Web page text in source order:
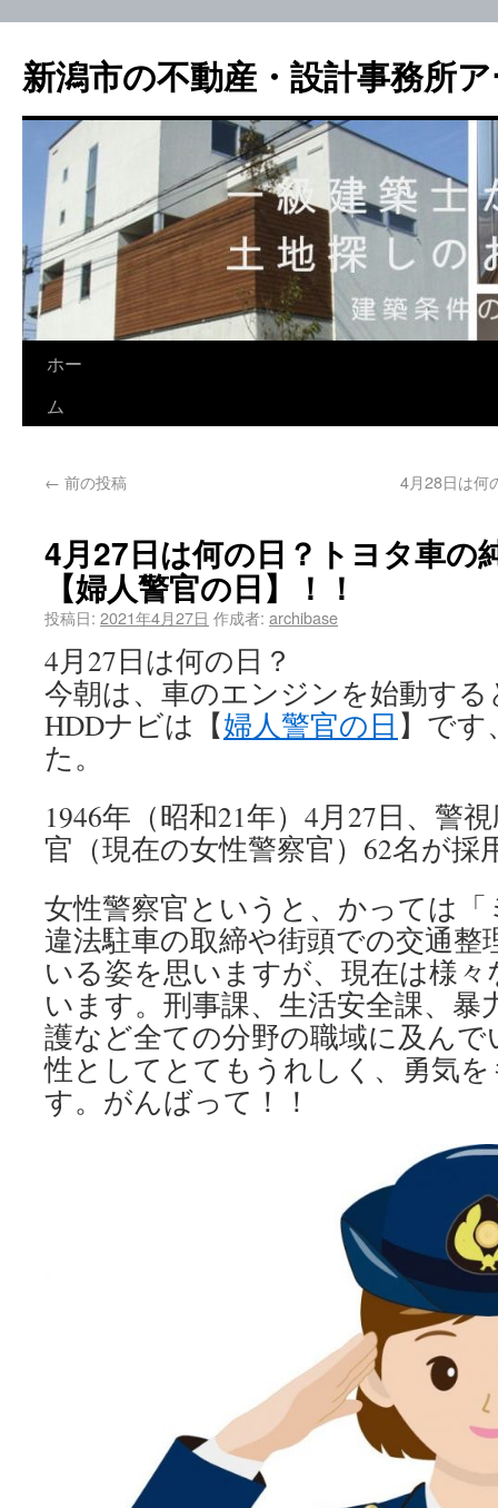
新潟市の不動産・設計事務所
ホー
ム
← 前の投稿 4月28日は何
4月27日は何の日？トヨタ車の
【婦人警官の日】！！
投稿日: 2021年4月27日 作成者: archibase
4月27日は何の日？
今朝は、車のエンジンを始動す
HDDナビは【婦人警官の日 】で
た。
1946年（昭和21年）4月27日、警
官（現在の女性警察官）62名が採
女性警察官というと、かっては
違法駐車の取締や街頭での交通整
いる姿を思いますが、現在は様
います。刑事課、生活安全課、暴
護など全ての分野の職域に及ん
性としてとてもうれしく、勇気
す。がんばって！！